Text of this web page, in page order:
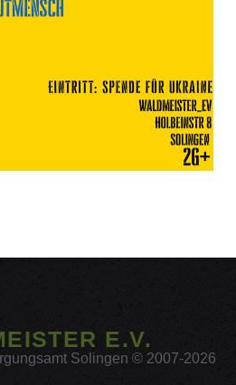
E.V.
Solingen © 2007-2026